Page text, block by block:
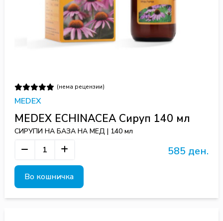
(нема рецензии)
MEDEX
MEDEX ECHINACEA Сируп 140 мл
СИРУПИ НА БАЗА НА МЕД | 140 мл
585 ден.
Во кошничка